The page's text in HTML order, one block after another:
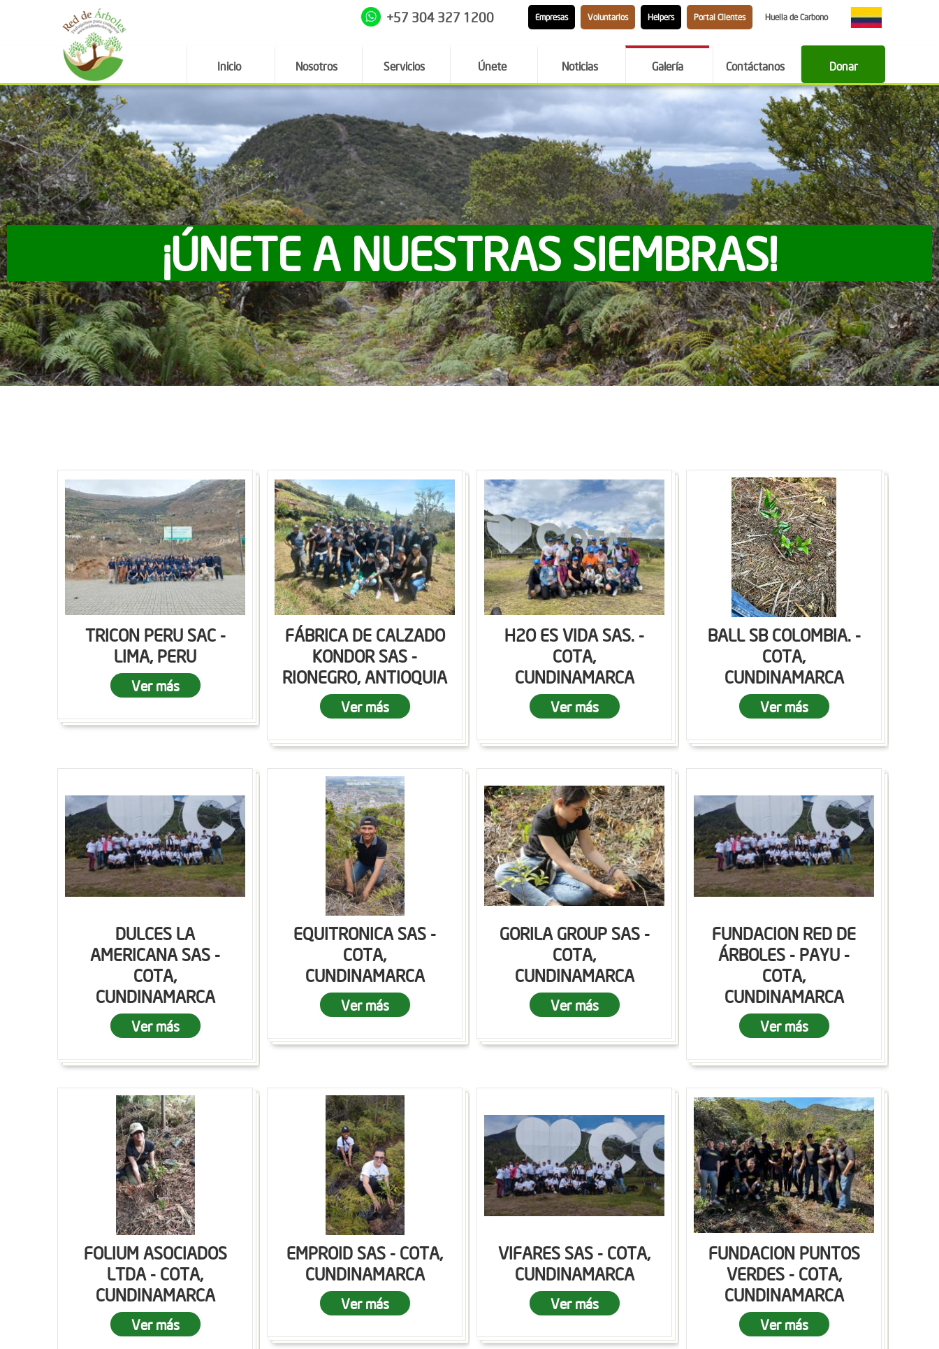
+57 304 327 1200 Empresas Voluntarios Helpers Portal Clientes Huella de Carbono
Inicio Nosotros Servicios Únete Noticias Galería Contáctanos Donar
¡ÚNETE A NUESTRAS SIEMBRAS!
TRICON PERU SAC -
LIMA, PERU
Ver más
FÁBRICA DE CALZADO
KONDOR SAS -
RIONEGRO, ANTIOQUIA
Ver más
H2O ES VIDA SAS. -
COTA,
CUNDINAMARCA
Ver más
BALL SB COLOMBIA. -
COTA,
CUNDINAMARCA
Ver más
DULCES LA
AMERICANA SAS -
COTA,
CUNDINAMARCA
Ver más
EQUITRONICA SAS -
COTA,
CUNDINAMARCA
Ver más
GORILA GROUP SAS -
COTA,
CUNDINAMARCA
Ver más
FUNDACION RED DE
ÁRBOLES - PAYU -
COTA,
CUNDINAMARCA
Ver más
FOLIUM ASOCIADOS
LTDA - COTA,
CUNDINAMARCA
Ver más
EMPROID SAS - COTA,
CUNDINAMARCA
Ver más
VIFARES SAS - COTA,
CUNDINAMARCA
Ver más
FUNDACION PUNTOS
VERDES - COTA,
CUNDINAMARCA
Ver más